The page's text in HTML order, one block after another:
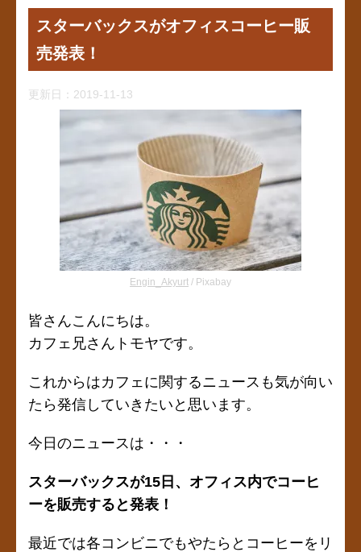
スターバックスがオフィスコーヒー販
売発表！
更新日： 2019-11-13
Engin_Akyurt / Pixabay
皆さんこんにちは。
カフェ兄さんトモヤです。
これからはカフェに関するニュースも気が向い
たら発信していきたいと思います。
今日のニュースは・・・
スターバックスが15日、オフィス内でコーヒ
ーを販売すると発表！
最近では各コンビニでもやたらとコーヒーをリ